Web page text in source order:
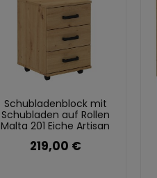
Schubladenblock mit
Schubladen auf Rollen
Malta 201 Eiche Artisan
219,00 €